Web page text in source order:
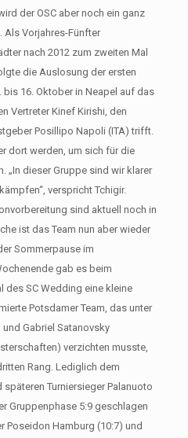
der OSC aber noch ein ganz
Als Vorjahres-Fünfter
nach 2012 zum zweiten Mal
die Auslosung der ersten
bis 16. Oktober in Neapel auf das
Vertreter Kinef Kirishi, den
Posillipo Napoli (ITA) trifft.
dort werden, um sich für die
„In dieser Gruppe sind wir klarer
verspricht Tchigir.
sind aktuell noch in
ist das Team nun aber wieder
Sommerpause im
gab es beim
SC Wedding eine kleine
Potsdamer Team, das unter
Gabriel Satanovsky
verzichten musste,
Rang. Lediglich dem
Turniersieger Palanuoto
Gruppenphase 5:9 geschlagen
Poseidon Hamburg (10:7) und